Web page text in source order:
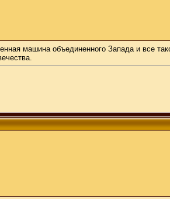
машина объединенного Запада и все